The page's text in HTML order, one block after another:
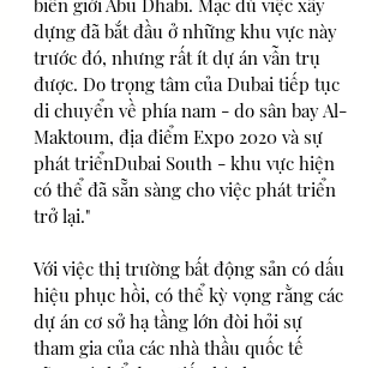
biên giới Abu Dhabi. Mặc dù việc xây
dựng đã bắt đầu ở những khu vực này
trước đó, nhưng rất ít dự án vẫn trụ
được. Do trọng tâm của Dubai tiếp tục
di chuyển về phía nam - do sân bay Al-
Maktoum, địa điểm Expo 2020 và sự
phát triểnDubai South - khu vực hiện
có thể đã sẵn sàng cho việc phát triển
trở lại."
Với việc thị trường bất động sản có dấu
hiệu phục hồi, có thể kỳ vọng rằng các
dự án cơ sở hạ tầng lớn đòi hỏi sự
tham gia của các nhà thầu quốc tế